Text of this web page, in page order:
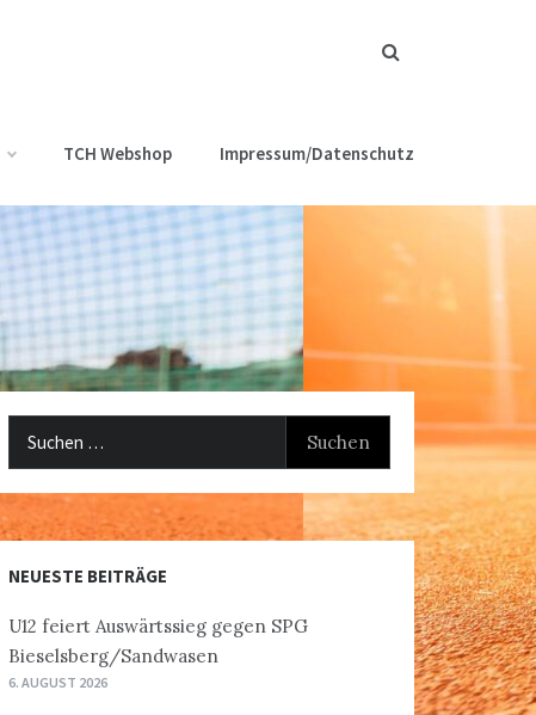
TCH Webshop Impressum/Datenschutz
NEUESTE BEITRÄGE
U12 feiert Auswärtssieg gegen SPG
Bieselsberg/Sandwasen
6. AUGUST 2026